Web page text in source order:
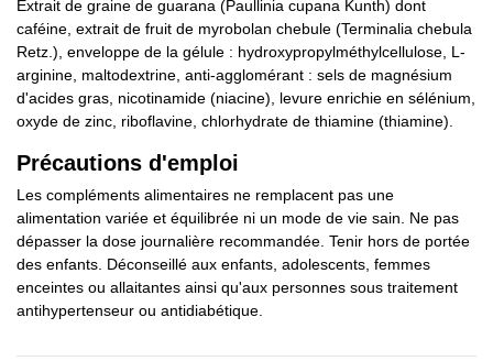
Extrait de graine de guarana (Paullinia cupana Kunth) dont
caféine, extrait de fruit de myrobolan chebule (Terminalia chebula
Retz.), enveloppe de la gélule : hydroxypropylméthylcellulose, L-
arginine, maltodextrine, anti-agglomérant : sels de magnésium
d'acides gras, nicotinamide (niacine), levure enrichie en sélénium,
oxyde de zinc, riboflavine, chlorhydrate de thiamine (thiamine).
Précautions d'emploi
Les compléments alimentaires ne remplacent pas une
alimentation variée et équilibrée ni un mode de vie sain. Ne pas
dépasser la dose journalière recommandée. Tenir hors de portée
des enfants. Déconseillé aux enfants, adolescents, femmes
enceintes ou allaitantes ainsi qu'aux personnes sous traitement
antihypertenseur ou antidiabétique.